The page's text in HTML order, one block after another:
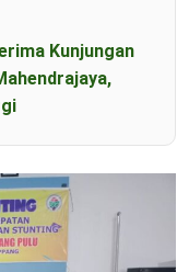
Kunjungan